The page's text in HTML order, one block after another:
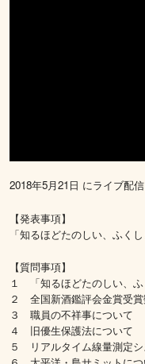
2018年5月21日 にライブ配信
【発表事項】
「知るほどたのしい、ふく
【質問事項】
１ 「知るほどたのしい、
２ 全国新酒鑑評会金賞受
３ 職員の不祥事について
４ 旧優生保護法について
５ リアルタイム線量測定